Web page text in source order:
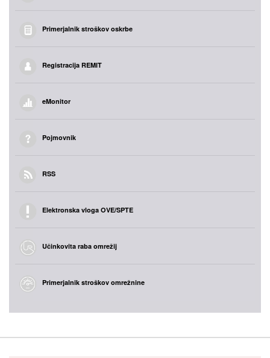
Primerjalnik stroškov oskrbe
Registracija REMIT
eMonitor
Pojmovnik
RSS
Elektronska vloga OVE/SPTE
Učinkovita raba omrežij
Primerjalnik stroškov omrežnine